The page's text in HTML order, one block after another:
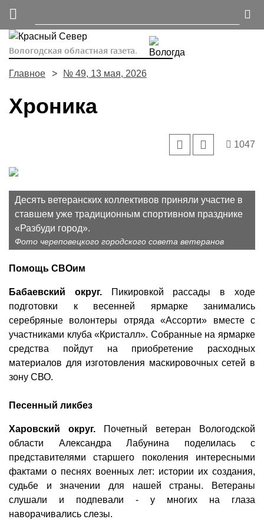
Вологодская областная газета.
Главное № 49, 13 мая, 2026
Хроника
1047
Десять ветеранских коллективов приняли участие в
ставшем уже традиционным спортивном празднике
«Разбуди город».
Фото череповецкого городского совета ветеранов
Помощь СВОим
Бабаевский округ.Пикировкой рассады в ходе
подготовки к весенней ярмарке занимались
серебряные волонтеры отряда «Ассорти» вместе с
участниками клуба «Кристалл». Собранные на ярмарке
средства пойдут на приобретение расходных
материалов для изготовления маскировочных сетей в
зону СВО.
Песенный ликбез
Харовский округ. Почетный ветеран Вологодской
области Александра Лабунина поделилась с
представителями старшего поколения интересными
фактами о песнях военных лет: истории их создания,
судьбе и значении для нашей страны. Ветераны
слушали и подпевали - у многих на глаза
наворачивались слезы.